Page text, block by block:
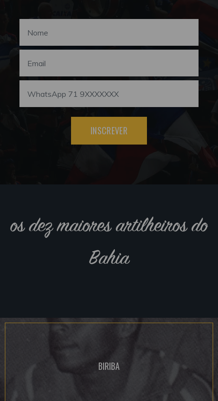
INSCREVER
os dez maiores artilheiros do
Bahia
BIRIBA